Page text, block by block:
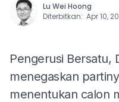
Lu Wei Hoong
Diterbitkan: Apr 10,
Pengerusi Bersatu,
menegaskan
menentukan calon